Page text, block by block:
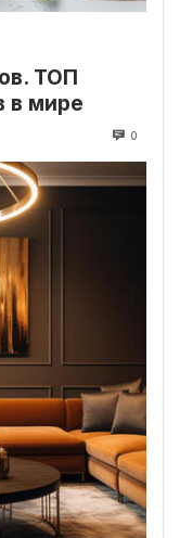
ТОП
в мире
0